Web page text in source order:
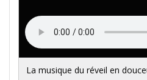
La musique du réveil en